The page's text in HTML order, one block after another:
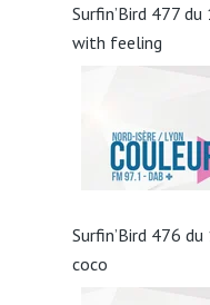
Surfin’Bird 477
with feeling
Surfin’Bird 476
coco